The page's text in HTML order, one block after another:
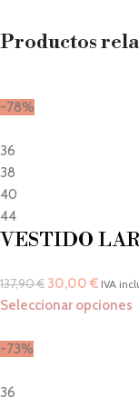
Productos
-78%
36
38
40
44
VESTIDO
137,90€ 30,00 € IVA
Seleccionar opciones
-73%
36